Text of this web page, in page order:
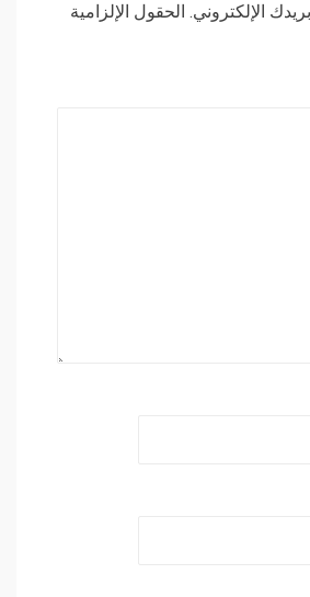
الإلكتروني. الحقول الإلزامية